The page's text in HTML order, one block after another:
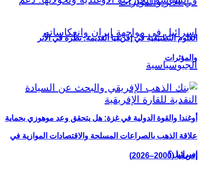
أوغندا والقوة الدولية في غزة: هل يتحقق وعد موهوزي بحماية
إسرائيل؟
العلوم التطبيقية في إفريقيا القديمة: نظرة في الأثر
والمؤثرات
علاقة الذهب بالصراعات المسلحة والاقتصادات الموازية في
إفريقيا (2000–2026)